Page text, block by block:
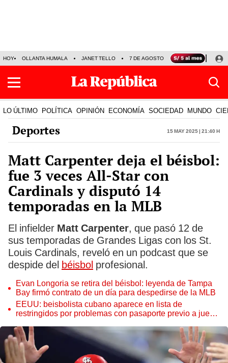
HOY OLLANTA HUMALA JANET TELLO 7 DE AGOSTO TINKA RESULTADOS
LO ÚLTIMO POLÍTICA OPINIÓN ECONOMÍA SOCIEDAD MUNDO
Deportes 15 May 2025 | 21:40 h
Matt Carpenter deja el béisbol:
fue 3 veces All-Star con
Cardinals y disputó 14
temporadas en la MLB
El infielder Matt Carpenter, que pasó 12 de
sus temporadas de Grandes Ligas con los St.
Louis Cardinals, reveló en un podcast que se
despide del béisbol profesional.
Evan Longoria se retira del béisbol: leyenda de Tampa
Bay firmó contrato de un día para despedirse de la MLB
EEUU: beisbolista cubano aparece en lista de
restringidos por problemas con pasaporte previo a juego